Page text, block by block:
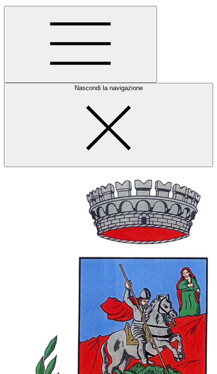
Nascondi la navigazione